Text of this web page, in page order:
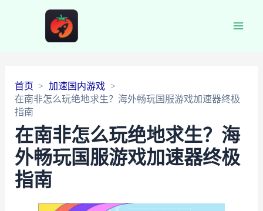
首页
加速国内游戏
在南非怎么玩绝地求生？海外畅玩国服游戏加速器终极
指南
在南非怎么玩绝地求生？海
外畅玩国服游戏加速器终极
指南